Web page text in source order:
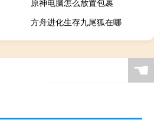
方舟进化生存九尾狐在哪
☚